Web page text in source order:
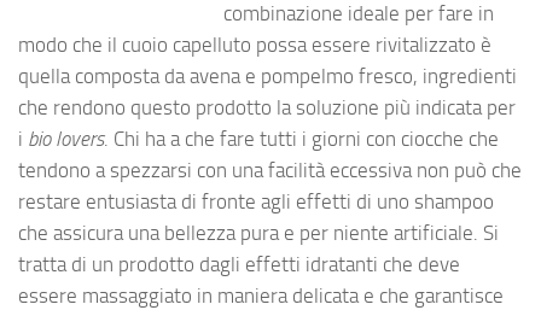
combinazione ideale per fare in
modo che il cuoio capelluto possa essere rivitalizzato è
quella composta da avena e pompelmo fresco, ingredienti
che rendono questo prodotto la soluzione più indicata per
i bio lovers. Chi ha a che fare tutti i giorni con ciocche che
tendono a spezzarsi con una facilità eccessiva non può che
restare entusiasta di fronte agli effetti di uno shampoo
che assicura una bellezza pura e per niente artificiale. Si
tratta di un prodotto dagli effetti idratanti che deve
essere massaggiato in maniera delicata e che garantisce